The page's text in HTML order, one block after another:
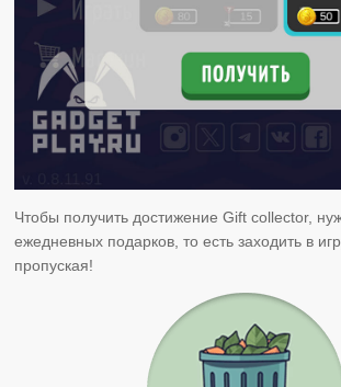
Чтобы получить достижение Gift collector,
ежедневных подарков, то есть заходить в
пропуская!